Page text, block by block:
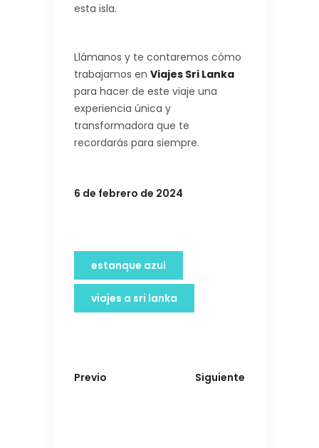
esta isla.
Llámanos y te contaremos cómo
trabajamos en Viajes Sri Lanka
para hacer de este viaje una
experiencia única y
transformadora que te
recordarás para siempre.
6 de febrero de 2024
estanque azul
viajes a sri lanka
Previo Siguiente